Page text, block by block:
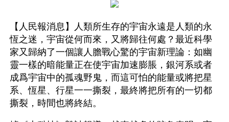
【人民報消息】人類所生存的宇宙永遠是人類的永
恆之迷，宇宙從何而來，又將歸往何處？最近科學
家又歸納了一個讓人膽戰心驚的宇宙新理論：如幽
靈一樣的暗能量正在使宇宙加速膨脹，銀河系或者
成爲宇宙中的孤魂野鬼，而這可怕的能量或將把星
系、恆星、行星一一撕裂，最終將把所有的一切都
撕裂，時間也將終結。